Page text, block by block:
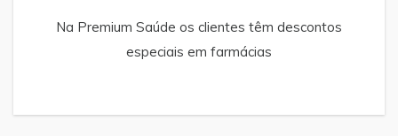
Na Premium Saúde os clientes têm descontos
especiais em farmácias